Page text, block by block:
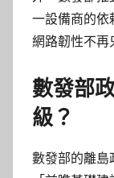
一設備商的依
網路韌性不再
數發部
級？
數發部的離島